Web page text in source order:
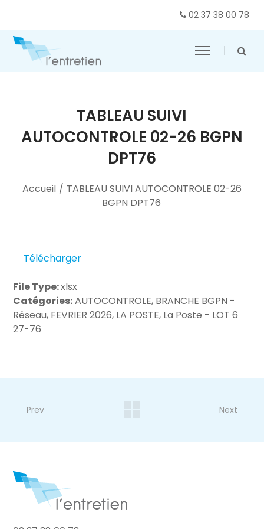
02 37 38 00 78
TABLEAU SUIVI
AUTOCONTROLE 02-26 BGPN
DPT76
Accueil / TABLEAU SUIVI AUTOCONTROLE 02-26
BGPN DPT76
Télécharger
File Type:xlsx
Catégories:AUTOCONTROLE, BRANCHE BGPN -
Réseau, FEVRIER 2026, LA POSTE, La Poste - LOT 6
27-76
Prev Next